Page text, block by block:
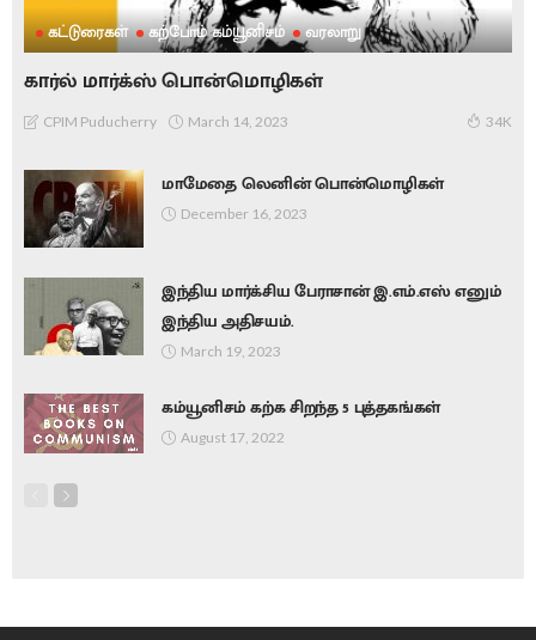
கட்டுரைகள் கற்போம் கம்யூனிசம் வரலாறு
கார்ல் மார்க்ஸ் பொன்மொழிகள்
CPIM Puducherry March 14, 2023 34K
மாமேதை லெனின் பொன்மொழிகள்
December 16, 2023
இந்திய மார்க்சிய பேராசான் இ.எம்.எஸ் எனும்
இந்திய அதிசயம்.
March 19, 2023
கம்யூனிசம் கற்க சிறந்த 5 புத்தகங்கள்
August 17, 2022